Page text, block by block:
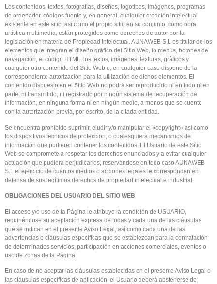
Los contenidos, textos, fotografías, diseños, logotipos, imágenes, programas
de ordenador, códigos fuente y, en general, cualquier creación intelectual
existente en este sitio, así como el propio sitio en su conjunto, como obra
artística multimedia, están protegidos como derechos de autor por la
legislación en materia de Propiedad Intelectual. AUNAWEB S.L es titular de los
elementos que integran el diseño gráfico del Sitio Web, lo menús, botones de
navegación, el código HTML, los textos, imágenes, texturas, gráficos y
cualquier otro contenido del Sitio Web o, en cualquier caso dispone de la
correspondiente autorización para la utilización de dichos elementos. El
contenido dispuesto en el Sitio Web no podrá ser reproducido ni en todo ni en
parte, ni transmitido, ni registrado por ningún sistema de recuperación de
información, en ninguna forma ni en ningún medio, a menos que se cuente
con la autorización previa, por escrito, de la citada entidad.
Se encuentra prohibido suprimir, eludir y/o manipular el «copyright» así como
los dispositivos técnicos de protección, o cualesquiera mecanismos de
información que pudieren contener los contenidos. El Usuario de este Sitio
Web se compromete a respetar los derechos enunciados y a evitar cualquier
actuación que pudiera perjudicarlos, reservándose en todo caso AUNAWEB
S.L el ejercicio de cuantos medios o acciones legales le correspondan en
defensa de sus legítimos derechos de propiedad intelectual e industrial.
OBLIGACIONES DEL USUARIO DEL SITIO WEB
El acceso y/o uso de la Página le atribuye la condición de USUARIO,
requiriéndose su aceptación expresa de todas y cada una de las cláusulas
que se indican en el presente Aviso Legal, así como cada una de las
advertencias o cláusulas específicas que se establezcan para la contratación
de determinados servicios, participación en acciones comerciales, eventos o
uso de zonas de la Página.
En caso de no aceptar las cláusulas establecidas en el presente Aviso Legal o
las cláusulas específicas de aplicación, el Usuario deberá abstenerse de